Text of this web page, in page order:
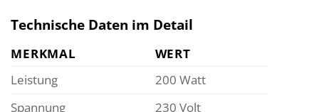
Technische Daten im Detail
MERKMAL
WERT
Leistung
200 Watt
Spannung
230 Volt